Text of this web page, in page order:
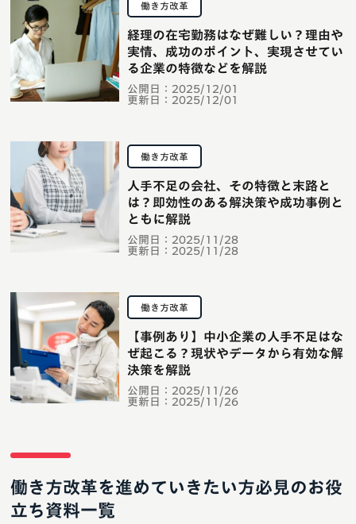
働き方改革
公開日： 2025/12/01
更新日： 2025/12/01
経理の在宅勤務はなぜ難しい？理由や
実情、成功のポイント、実現させてい
る企業の特徴などを解説
働き方改革
公開日： 2025/11/28
更新日： 2025/11/28
人手不足の会社、その特徴と末路と
は？即効性のある解決策や成功事例と
ともに解説
働き方改革
公開日： 2025/11/26
更新日： 2025/11/26
【事例あり】中小企業の人手不足はな
ぜ起こる？現状やデータから有効な解
決策を解説
働き方改革を進めていきたい方必見のお役
立ち資料一覧